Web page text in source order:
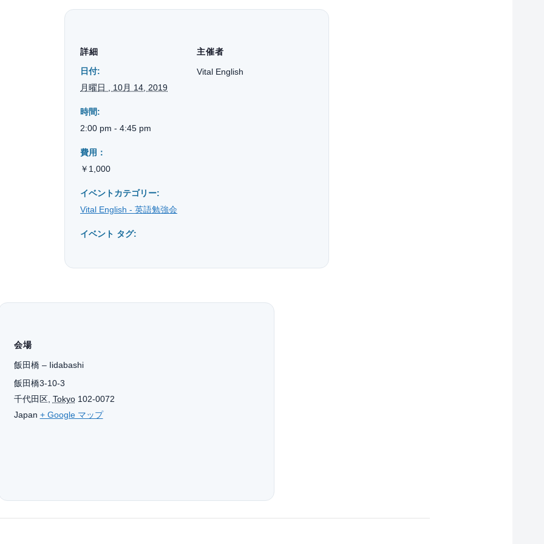
詳細
日付:
月曜日 , 10月 14, 2019
時間:
2:00 pm - 4:45 pm
費用：
￥1,000
イベントカテゴリー:
Vital English - 英語勉強会
イベント タグ:
主催者
Vital English
会場
飯田橋 – Iidabashi
飯田橋3-10-3
千代田区, Tokyo 102-0072
Japan + Google マップ